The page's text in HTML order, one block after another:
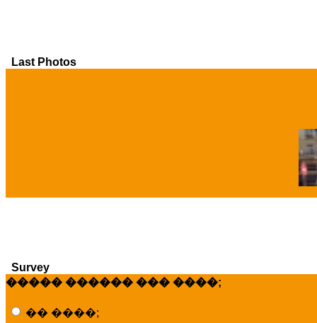
Last Photos
Survey
����� ������ ��� ����;
�� ����;